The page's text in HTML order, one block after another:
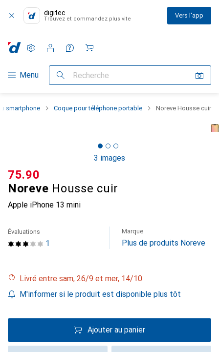
digitec
Trouvez et commandez plus vite Vers l'app
Navigation par catégorie
Menu Recherche
Paramètres
Compte client
Listes de comparaison
Listes d'envies
Panier
smartphone Coque pour téléphone portable Noreve Housse cuir
3 images
Noreve Housse cuir
Apple iPhone 13 mini
CHF
75.90
1
Évaluations Marque
Plus de produits Noreve
Livré entre sam, 26/9 et mer, 14/10
M'informer si le produit est disponible plus tôt
Ajouter au panier